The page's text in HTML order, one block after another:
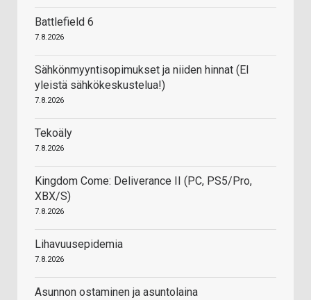
Battlefield 6
7.8.2026
Sähkönmyyntisopimukset ja niiden hinnat (EI
yleistä sähkökeskustelua!)
7.8.2026
Tekoäly
7.8.2026
Kingdom Come: Deliverance II (PC, PS5/Pro,
XBX/S)
7.8.2026
Lihavuusepidemia
7.8.2026
Asunnon ostaminen ja asuntolaina